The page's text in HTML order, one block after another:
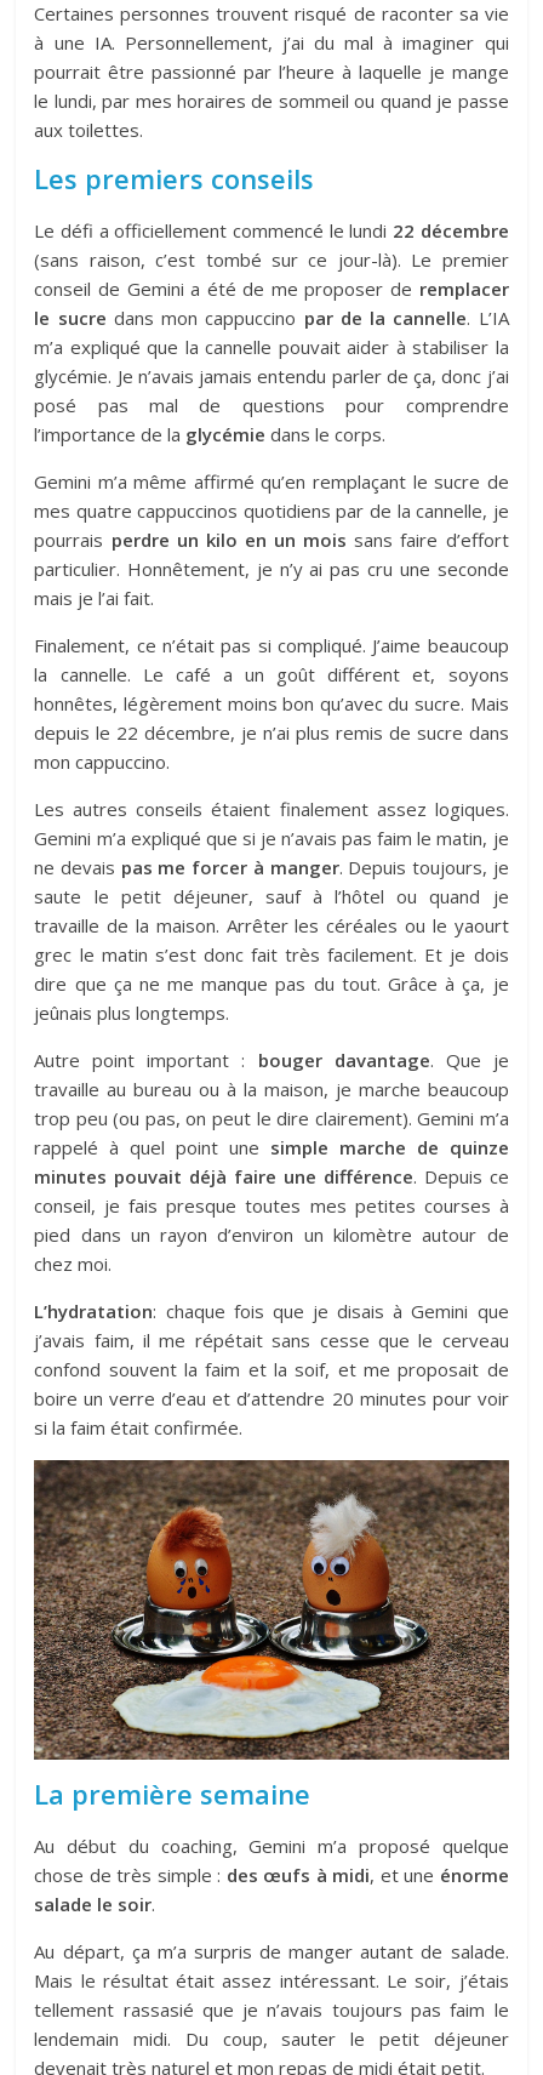
Certaines personnes trouvent risqué de raconter sa vie
à une IA. Personnellement, j’ai du mal à imaginer qui
pourrait être passionné par l’heure à laquelle je mange
le lundi, par mes horaires de sommeil ou quand je passe
aux toilettes.
Les premiers conseils
Le défi a officiellement commencé le lundi 22 décembre
(sans raison, c’est tombé sur ce jour-là). Le premier
conseil de Gemini a été de me proposer de remplacer
le sucre dans mon cappuccino par de la cannelle. L’IA
m’a expliqué que la cannelle pouvait aider à stabiliser la
glycémie. Je n’avais jamais entendu parler de ça, donc j’ai
posé pas mal de questions pour comprendre
l’importance de la glycémie dans le corps.
Gemini m’a même affirmé qu’en remplaçant le sucre de
mes quatre cappuccinos quotidiens par de la cannelle, je
pourrais perdre un kilo en un mois sans faire d’effort
particulier. Honnêtement, je n’y ai pas cru une seconde
mais je l’ai fait.
Finalement, ce n’était pas si compliqué. J’aime beaucoup
la cannelle. Le café a un goût différent et, soyons
honnêtes, légèrement moins bon qu’avec du sucre. Mais
depuis le 22 décembre, je n’ai plus remis de sucre dans
mon cappuccino.
Les autres conseils étaient finalement assez logiques.
Gemini m’a expliqué que si je n’avais pas faim le matin, je
ne devais pas me forcer à manger. Depuis toujours, je
saute le petit déjeuner, sauf à l’hôtel ou quand je
travaille de la maison. Arrêter les céréales ou le yaourt
grec le matin s’est donc fait très facilement. Et je dois
dire que ça ne me manque pas du tout. Grâce à ça, je
jeûnais plus longtemps.
Autre point important : bouger davantage. Que je
travaille au bureau ou à la maison, je marche beaucoup
trop peu (ou pas, on peut le dire clairement). Gemini m’a
rappelé à quel point une simple marche de quinze
minutes pouvait déjà faire une différence. Depuis ce
conseil, je fais presque toutes mes petites courses à
pied dans un rayon d’environ un kilomètre autour de
chez moi.
L’hydratation: chaque fois que je disais à Gemini que
j’avais faim, il me répétait sans cesse que le cerveau
confond souvent la faim et la soif, et me proposait de
boire un verre d’eau et d’attendre 20 minutes pour voir
si la faim était confirmée.
La première semaine
Au début du coaching, Gemini m’a proposé quelque
chose de très simple : des œufs à midi, et une énorme
salade le soir.
Au départ, ça m’a surpris de manger autant de salade.
Mais le résultat était assez intéressant. Le soir, j’étais
tellement rassasié que je n’avais toujours pas faim le
lendemain midi. Du coup, sauter le petit déjeuner
devenait très naturel et mon repas de midi était petit.